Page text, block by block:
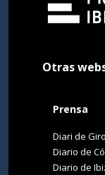
Otras
Prensa
Diari de
Diario de
Diario de